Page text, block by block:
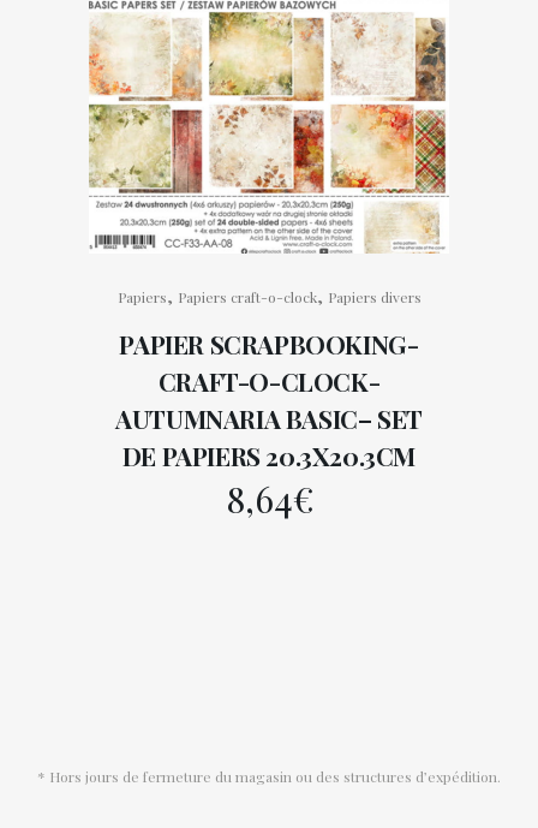
Papiers, Papiers craft-o-clock, Papiers divers
PAPIER SCRAPBOOKING-
CRAFT-O-CLOCK-
AUTUMNARIA BASIC– SET
DE PAPIERS 20.3X20.3CM
8,64€
* Hors jours de fermeture du magasin ou des structures d’expédition.